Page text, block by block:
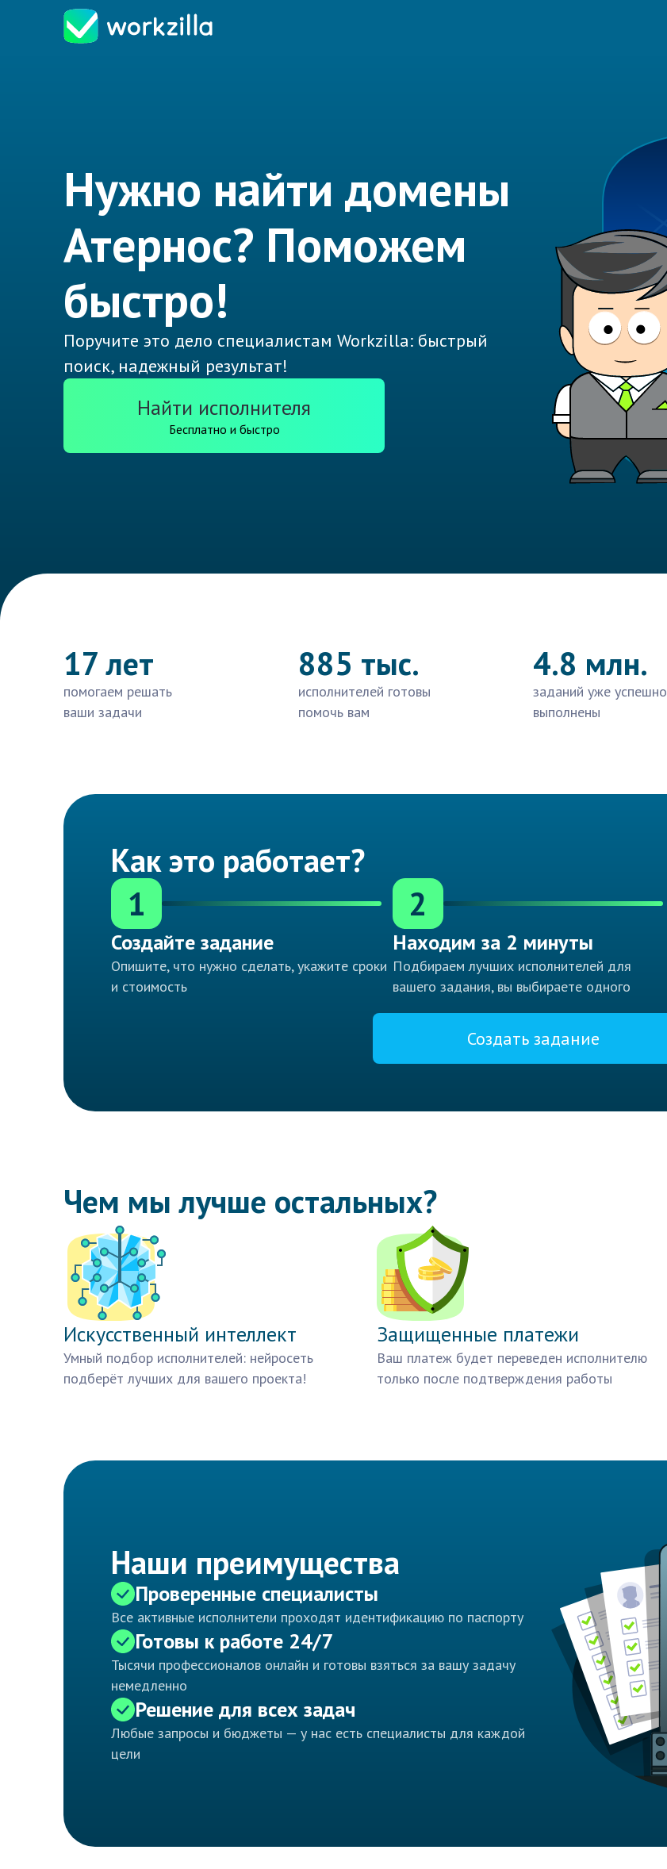
Нужно найти домены
Атернос? Поможем
быстро!
Поручите это дело специалистам Workzilla: быстрый
поиск, надежный результат!
Найти исполнителя
Бесплатно и быстро
17 лет
помогаем решать
ваши задачи
885 тыс.
исполнителей готовы
помочь вам
4.8 млн.
заданий уже успешно
выполнены
Как это работает?
1
Создайте задание
Опишите, что нужно сделать, укажите сроки
и стоимость
2
Находим за 2 минуты
Подбираем лучших исполнителей для
вашего задания, вы выбираете одного
Создать задание
Чем мы лучше остальных?
Искусственный интеллект
Умный подбор исполнителей: нейросеть
подберёт лучших для вашего проекта!
Защищенные платежи
Ваш платеж будет переведен исполнителю
только после подтверждения работы
Наши преимущества
Проверенные специалисты
Все активные исполнители проходят идентификацию по паспорту
Готовы к работе 24/7
Тысячи профессионалов онлайн и готовы взяться за вашу задачу
немедленно
Решение для всех задач
Любые запросы и бюджеты — у нас есть специалисты для каждой
цели